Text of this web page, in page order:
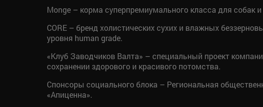
Monge – корма суперпремиумального класса для собак
CORE – бренд холистических сухих и влажных
уровня human grade.
«Клуб Заводчиков Валта» – специальный проект
сохранении здорового и красивого потомства.
Спонсоры социального блока – Региональная
«Апиценна».